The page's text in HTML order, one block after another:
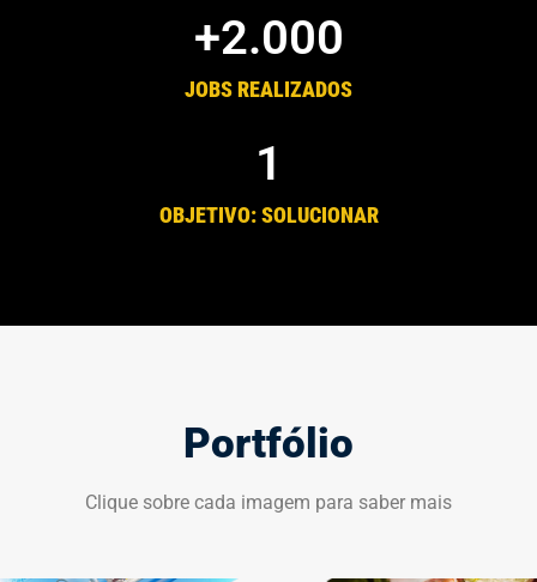
JOBS REALIZADOS
+2.000
OBJETIVO: SOLUCIONAR
1
Portfólio
Clique sobre cada imagem para saber mais